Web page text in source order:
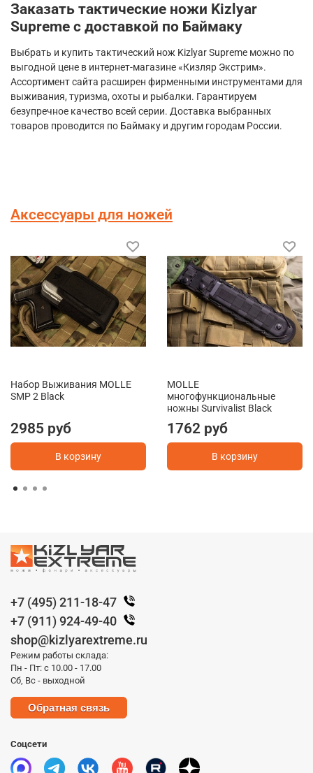
Заказать тактические ножи Kizlyar
Supreme с доставкой по Баймаку
Выбрать и купить тактический нож KizlyarSupreme можно по
выгодной цене в интернет-магазине «Кизляр Экстрим».
Ассортимент сайта расширен фирменными инструментами для
выживания, туризма, охоты и рыбалки. Гарантируем
безупречное качество всей серии. Доставка выбранных
товаров проводится по Баймаку и другим городам России.
Аксессуары для ножей
Набор Выживания MOLLE
SMP 2 Black
2985 руб
В корзину
MOLLE
многофункциональные
ножны Survivalist Black
1762 руб
В корзину
+7 (495) 211-18-47
+7 (911) 924-49-40
shop@kizlyarextreme.ru
Режим работы склада:
Пн - Пт: с 10.00 - 17.00
Сб, Вс - выходной
Обратная связь
Соцсети